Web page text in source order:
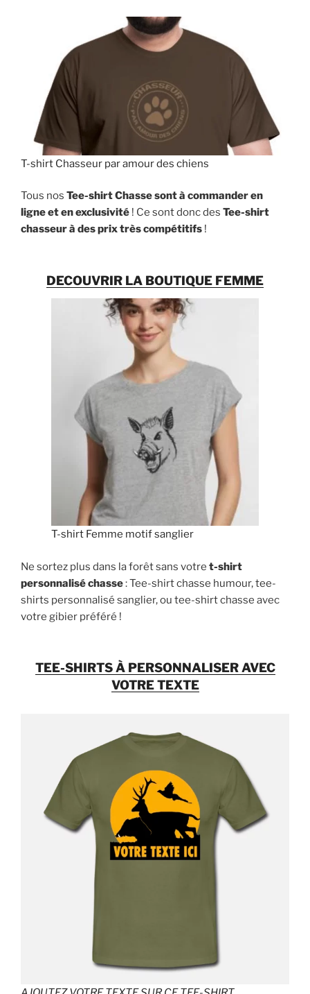
T-shirt Chasseur par amour des chiens
Tous nos Tee-shirt Chasse sont à commander en
ligne et en exclusivité ! Ce sont donc des Tee-shirt
chasseur à des prix très compétitifs !
DECOUVRIR LA BOUTIQUE FEMME
T-shirt Femme motif sanglier
Ne sortez plus dans la forêt sans votre t-shirt
personnalisé chasse: Tee-shirt chasse humour, tee-
shirts personnalisé sanglier, ou tee-shirt chasse avec
votre gibier préféré !
TEE-SHIRTS À PERSONNALISER AVEC
VOTRE TEXTE